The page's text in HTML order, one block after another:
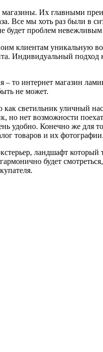
Их главными
Все мы хоть раз были в
будет проблем
клиентам уникальную
Индивидуальный
– то интернет магазин
не может.
светильник уличный
нет возможности
удобно. Конечно же для
товаров и их фотографии.
ландшафт
будет